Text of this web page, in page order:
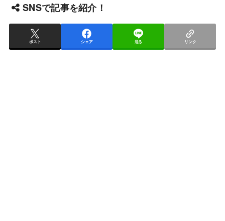
SNSで記事を紹介！
ポスト シェア 送る リンク